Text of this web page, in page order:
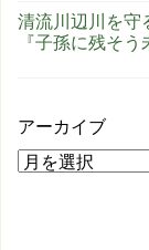
清流川辺川を守
『子孫に残そ
アーカイブ